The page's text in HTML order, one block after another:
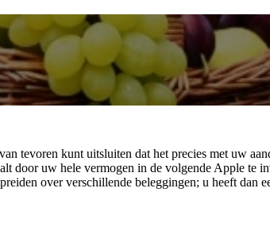
tevoren kunt uitsluiten dat het precies met uw
door uw hele vermogen in de volgende Apple te
over verschillende beleggingen; u heeft dan